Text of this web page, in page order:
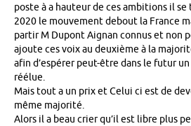
poste à a hauteur de ces ambitions il
2020 le mouvement debout la France
partir M Dupont Aignan connus et non
ajoute ces voix au deuxième à la
afin d’espérer peut-être dans le futur
réélue.
Mais tout a un prix et Celui ci est de
même majorité.
Alors il a beau crier qu’il est libre plus